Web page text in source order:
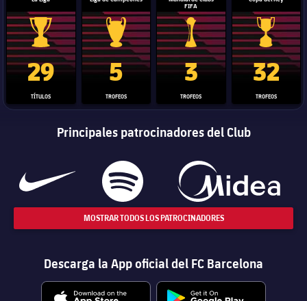
Trofeo de La Liga
29
TÍTULOS
Trofeo de la Liga de Campeones
5
TROFEOS
FIFA
Trofeo del Mundial de
3
TROFEOS
Copa del
32
TROFEOS
Principales patrocinadores del Club
MOSTRAR TODOS LOS PATROCINADORES
Descarga la App oficial del FC Barcelona